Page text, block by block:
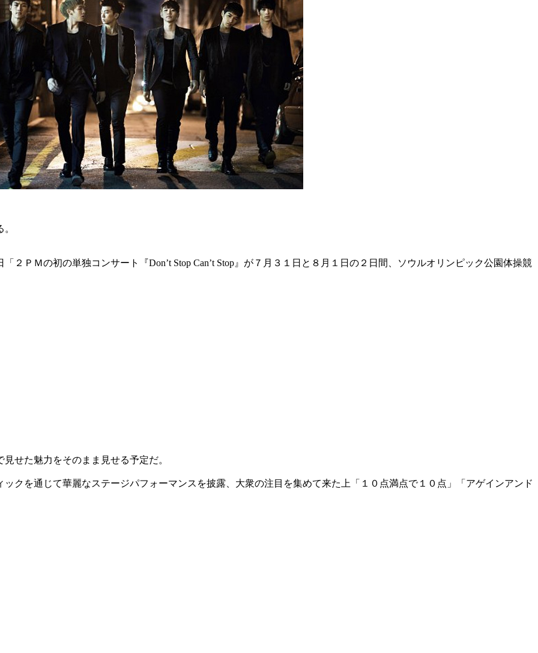
２ＰＭの初の単独コンサート『Don’t Stop Can’t Stop』が７月３１日と８月１日の２日間、ソウルオリンピック公園体操競
せた魅力をそのまま見せる予定だ。
クを通じて華麗なステージパフォーマンスを披露、大衆の注目を集めて来た上「１０点満点で１０点」「アゲインアンド